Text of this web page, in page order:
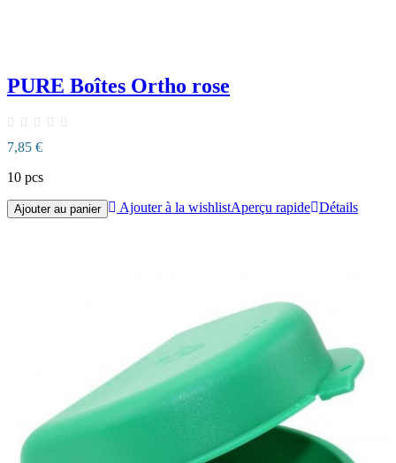
PURE Boîtes Ortho rose
7,85 €
10 pcs
Ajouter au panier Ajouter à la wishlistAperçu rapide Détails